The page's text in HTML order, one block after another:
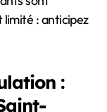
limité : anticipez
: